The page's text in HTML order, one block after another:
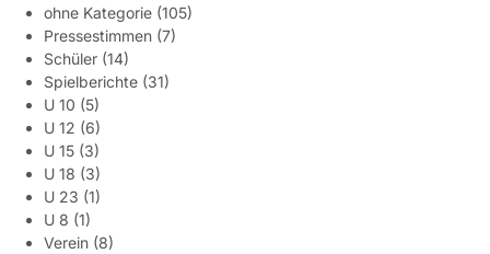
ohne Kategorie (105)
Pressestimmen (7)
Schüler (14)
Spielberichte (31)
U 10 (5)
U 12 (6)
U 15 (3)
U 18 (3)
U 23 (1)
U 8 (1)
Verein (8)